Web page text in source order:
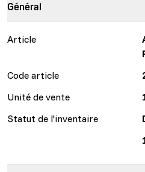
Général
Article
Code article
Unité de vente
Statut de l'inventaire